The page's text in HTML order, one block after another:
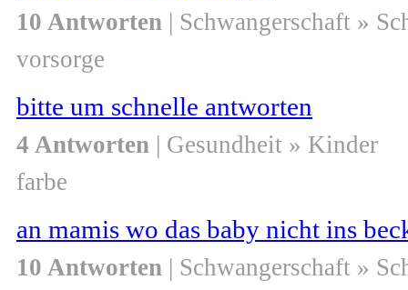
10 Antworten | Schwangerschaft »
vorsorge
bitte um schnelle antworten
4 Antworten | Gesundheit » Kinder
farbe
an mamis wo das baby nicht ins
10 Antworten | Schwangerschaft »